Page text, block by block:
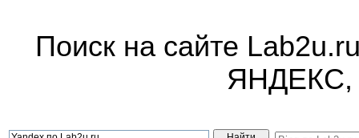
Поиск на сайте
ЯНДЕКС,